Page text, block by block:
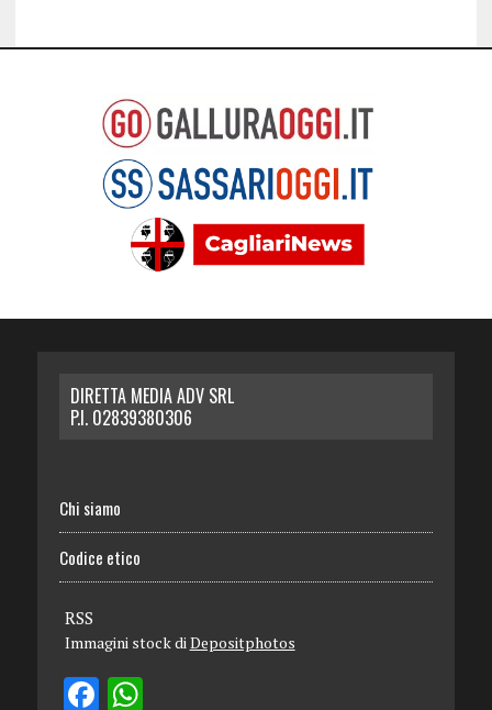
DIRETTA MEDIA ADV SRL
P.I. 02839380306
Chi siamo
Codice etico
RSS
Immagini stock di Depositphotos